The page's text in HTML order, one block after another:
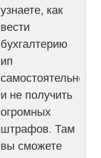
узнаете, как
вести
бухгалтерию
ип
самостоятельно,
и не получить
огромных
штрафов. Там
вы сможете